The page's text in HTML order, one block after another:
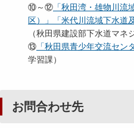
⑩～⑫ 「秋田湾・雄物川流
区）」「米代川流域下水道
（秋田県建設部下水道マネ
⑬ 「秋田県青少年交流セン
学習課）
お問合わせ先